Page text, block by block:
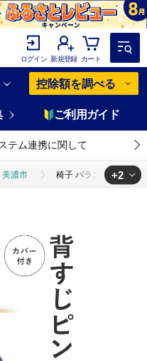
ログイン 新規登録 カート
控除額を調べる
ご利用ガイド
テム連携に関して
美濃市 椅子 バランスイージー
+2